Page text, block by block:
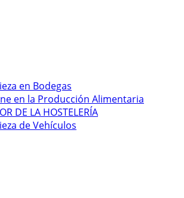
en Bodegas
en la Producción Alimentaria
DE LA HOSTELERÍA
de Vehículos